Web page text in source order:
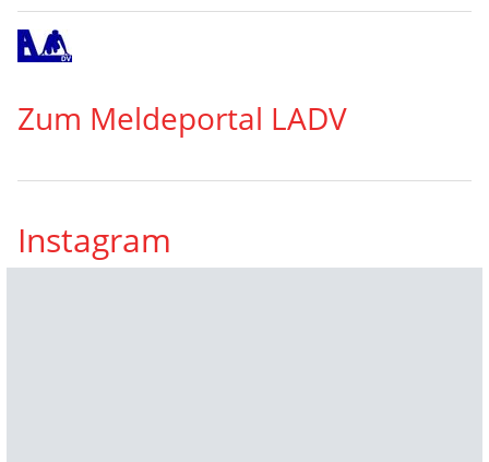
Zum Meldeportal LADV
Instagram